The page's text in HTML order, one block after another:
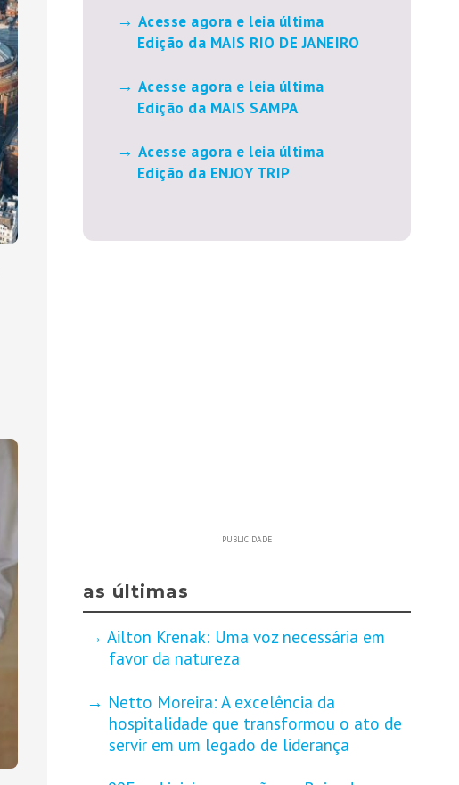
Acesse agora e leia última
Edição da MAIS RIO DE JANEIRO
Acesse agora e leia última
Edição da MAIS SAMPA
Acesse agora e leia última
Edição da ENJOY TRIP
PUBLICIDADE
as últimas
Ailton Krenak: Uma voz necessária em
favor da natureza
Netto Moreira: A excelência da
hospitalidade que transformou o ato de
servir em um legado de liderança